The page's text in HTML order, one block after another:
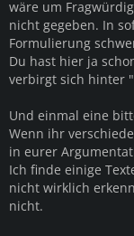
wäre um
nicht gegeben. In
Formulierung
Du hast hier ja
verbirgt sich hinter
Und einmal eine
Wenn ihr
in eurer
Ich finde einige
nicht wirklich
nicht.